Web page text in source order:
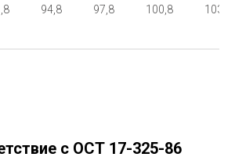
94,8 97,8 100,8 103,8
с ОСТ 17-325-86